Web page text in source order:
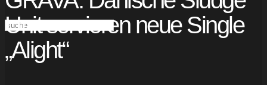
Unit servieren neue Single
„Alight“